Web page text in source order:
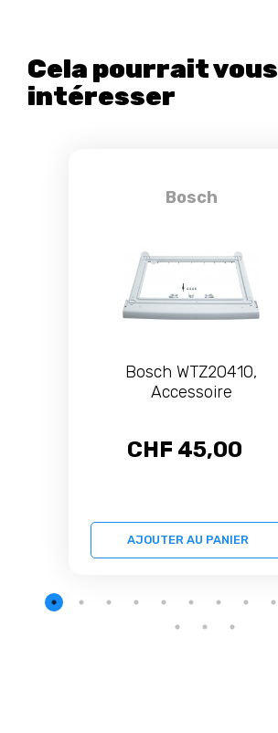
Cela pourrait vous
intéresser
Bosch
Bosch WTZ20410,
Accessoire
CHF 45,00
AJOUTER AU PANIER